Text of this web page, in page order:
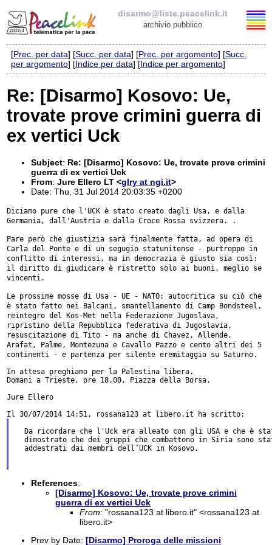
disarmo@liste.peacelink.it
archivio pubblico
Elenco delle liste
Iscrizione / Cancellazione
Policy delle liste di PeaceLink
Informativa sulla privacy
Richieste di rimozione
[Prec. per data] [Succ. per data] [Prec. per argomento] [Succ.
per argomento] [Indice per data] [Indice per argomento]
Re: [Disarmo] Kosovo: Ue,
trovate prove crimini guerra di
ex vertici Uck
Subject: Re: [Disarmo] Kosovo: Ue, trovate prove crimini
guerra di ex vertici Uck
From: Jure Ellero LT <glry at ngi.it>
Date: Thu, 31 Jul 2014 20:03:35 +0200
Diciamo pure che l'UCK è stato creato dagli Usa, e dalla
Germania, dall'Austria e dalla Croce Rossa svizzera. .
Pare però che giustizia sarà finalmente fatta, ad opera di
Carla del Ponte e di un segugio statunitense - purtroppo in
conflitto di interessi, ma in democrazia è giusto sia così:
il diritto di giudicare è
ristretto solo ai buoni, meglio se
vincenti.
Le prossime mosse di Usa - UE - NATO: autocritica su ciò che
è stato fatto nei Balcani, smantellamento di Camp Bondsteel,
reintegro del Kos-Met nella Federazione Jugoslava,
ripristino della Repubblica federativa di Jugoslavia,
resuscitazione di Tito - ma anche di Chavez, Allende,
Arafat, Palme, Montezuna e Cavallo Pazzo e cento altri dei 5
continenti - e partenza per silente eremitaggio su Saturno.
In attesa preghiamo per la Palestina libera.
Domani a Trieste, ore 18.00, Piazza della Borsa.
Jure Ellero
Da ricordare che l'Uck era alleato con gli USA e che è
dimostrato che dei gruppi che combattono in Siria sono
  addestrati dai membri dell’UCK in Kosovo.
References:
[Disarmo] Kosovo: Ue, trovate prove crimini
guerra di ex vertici Uck
From:"rossana123 at libero.it" <rossana123 at
libero.it>
Prev by Date: [Disarmo] Proroga delle missioni